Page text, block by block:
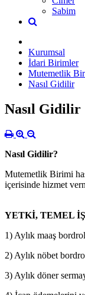
Sabim
Kurumsal
İdari Birimler
Mutemetlik
Nasıl Gidilir
Nasıl Gidilir
Nasıl Gidilir?
Mutemetlik Birimi
içerisinde hizmet
YETKİ, TEMEL
1) Aylık maaş
2) Aylık nöbet
3) Aylık döner